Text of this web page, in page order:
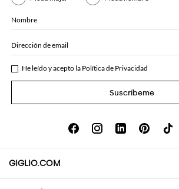
Nombre
Dirección de email
He leído y acepto la Política de Privacidad
Suscríbeme
GIGLIO.COM